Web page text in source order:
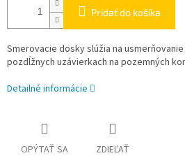
Pridať do košíka
Smerovacie dosky slúžia na
pozdĺžnych uzávierkach na pozemných
Detailné informácie
OPÝTAŤ SA ZDIEĽAŤ